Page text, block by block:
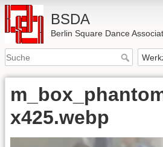
BSDA
Berlin Square Dance
x425.webp